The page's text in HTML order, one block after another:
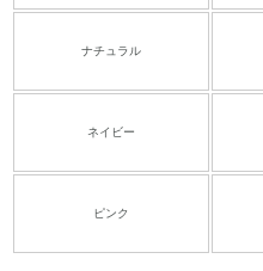
ナチュラル
ネイビー
ピンク